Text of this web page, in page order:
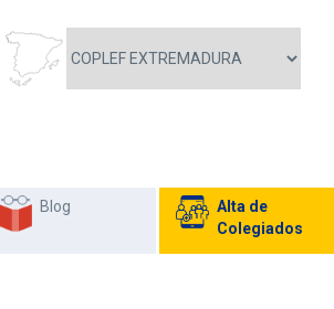
Blog
Alta de
Colegiados